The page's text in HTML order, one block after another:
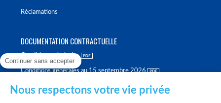
Réclamations
DOCUMENTATION CONTRACTUELLE
Conditions générales
Conditions générales au 15 septembre 2026
Continuer sans accepter
Nous respectons votre vie privée